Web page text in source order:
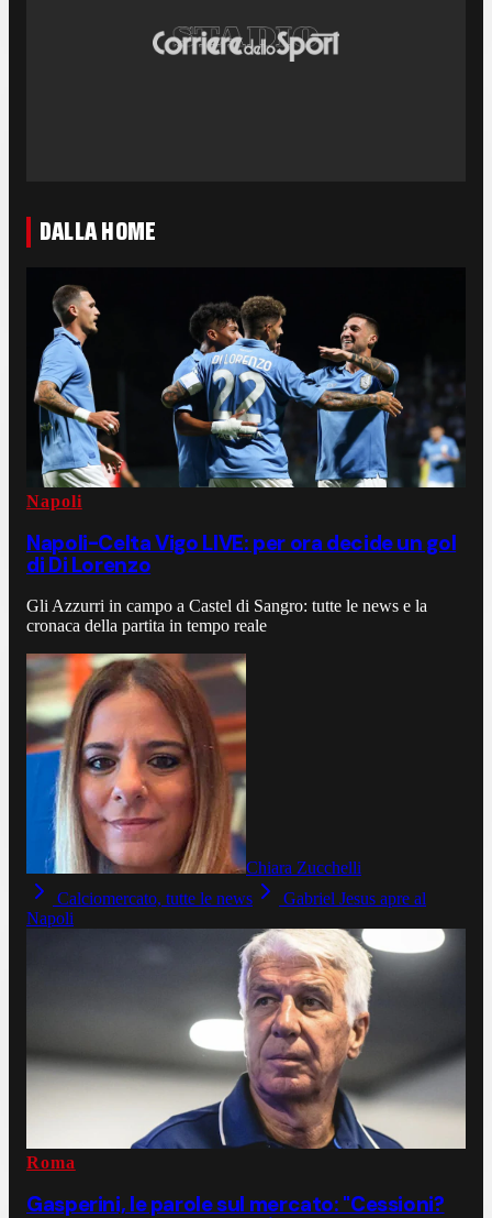
DALLA HOME
Napoli
Napoli-Celta Vigo LIVE: per ora decide un gol
di Di Lorenzo
Gli Azzurri in campo a Castel di Sangro: tutte le news e la
cronaca della partita in tempo reale
Chiara Zucchelli
Calciomercato, tutte le news
Gabriel Jesus apre al
Napoli
Roma
Gasperini, le parole sul mercato: "Cessioni?